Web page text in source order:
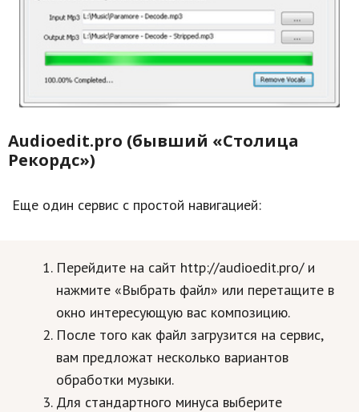
Audioedit.pro (бывший «Столица
Рекордс»)
Еще один сервис с простой навигацией:
Перейдите на сайт http://audioedit.pro/ и
нажмите «Выбрать файл» или перетащите в
окно интересующую вас композицию.
После того как файл загрузится на сервис,
вам предложат несколько вариантов
обработки музыки.
Для стандартного минуса выберите